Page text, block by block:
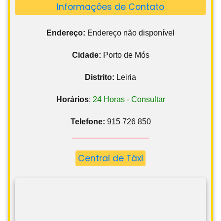
Informações de Contato
Endereço: Endereço não disponível
Cidade: Porto de Mós
Distrito: Leiria
Horários: 24 Horas - Consultar
Telefone: 915 726 850
Central de Táxi